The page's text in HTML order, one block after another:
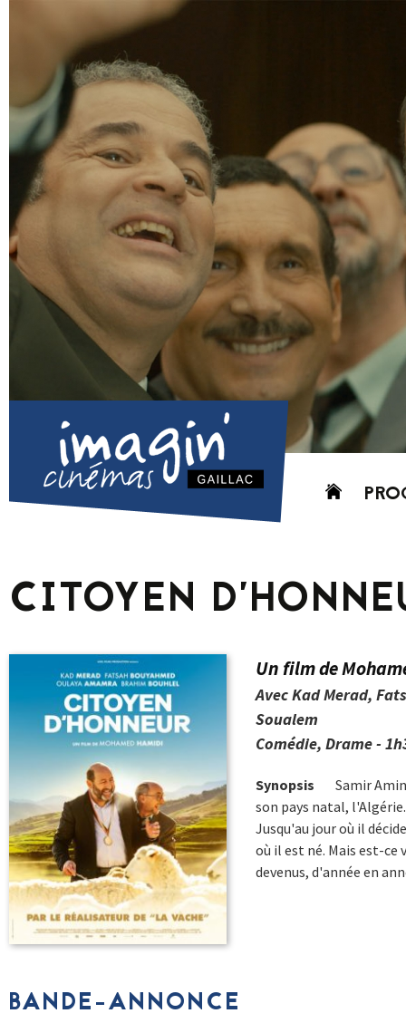
Aller
CITOYEN
Un film de
Avec Kad Merad,
Soualem
Comédie, Drame -
Synopsis
Samir
son pays natal,
Jusqu'au jour où il
où il est né. Mais est-
devenus, d'année en
BANDE-ANNONCE